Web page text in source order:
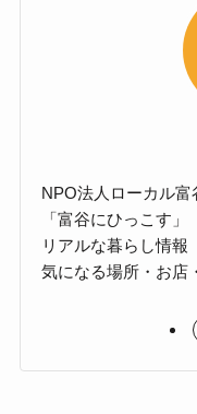
NPO法人ローカル富
「富谷にひっこす」
リアルな暮らし情報
気になる場所・お店